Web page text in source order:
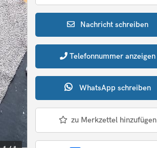
Nachrichtschreiben
Telefonnummer anzeigen
WhatsApp schreiben
zu Merkzettel hinzufügen